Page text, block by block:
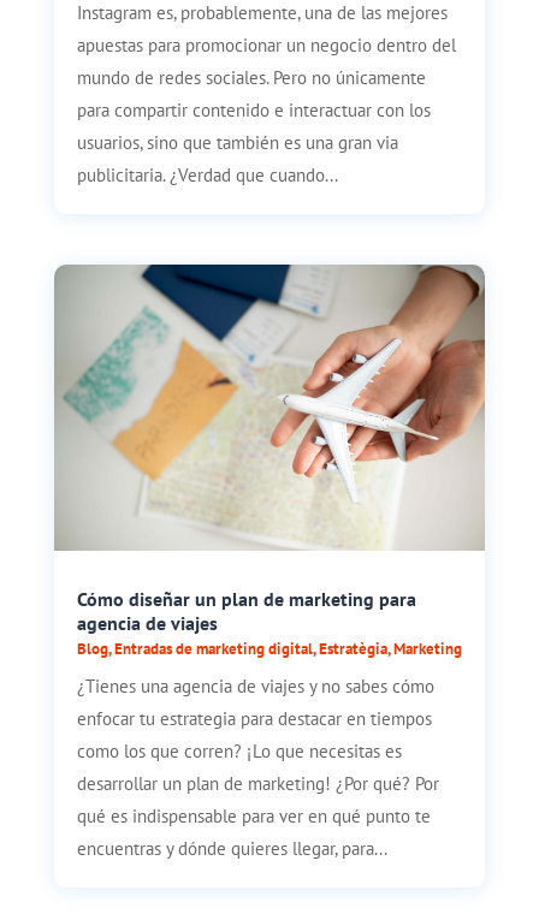
Instagram es, probablemente, una de las mejores
apuestas para promocionar un negocio dentro del
mundo de redes sociales. Pero no únicamente
para compartir contenido e interactuar con los
usuarios, sino que también es una gran via
publicitaria. ¿Verdad que cuando...
Cómo diseñar un plan de marketing para
agencia de viajes
Blog,Entradas de marketing digital,Estratègia,Marketing
¿Tienes una agencia de viajes y no sabes cómo
enfocar tu estrategia para destacar en tiempos
como los que corren? ¡Lo que necesitas es
desarrollar un plan de marketing! ¿Por qué? Por
qué es indispensable para ver en qué punto te
encuentras y dónde quieres llegar, para...